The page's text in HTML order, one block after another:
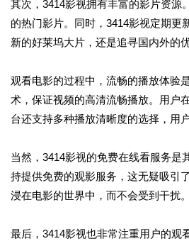
其次，3414影视拥有丰富的影片资源
的热门影片。同时，3414影视定期
新的好莱坞大片，还是追寻国内外的
观看电影的过程中，流畅的播放体验
术，保证视频的高清流畅播放。用户
台还支持多种播放清晰度的选择，用
当然，3414影视的免费在线看服务是
持提供免费的观影服务，这无疑吸引
浸在电影的世界中，而不会受到干扰。
最后，3414影视也非常注重用户的观